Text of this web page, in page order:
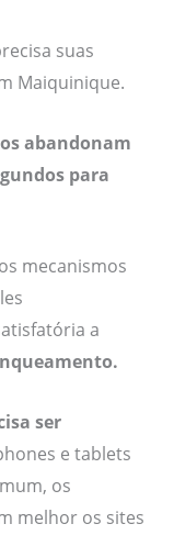
suas
Maiquinique.
abandonam
para
mecanismos
a
.
ser
e tablets
os
melhor os sites